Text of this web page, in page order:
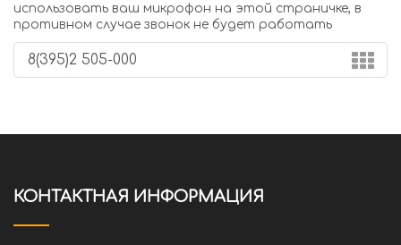
использовать ваш микрофон на этой страничке, в
противном случае звонок не будет работать
КОНТАКТНАЯ ИНФОРМАЦИЯ